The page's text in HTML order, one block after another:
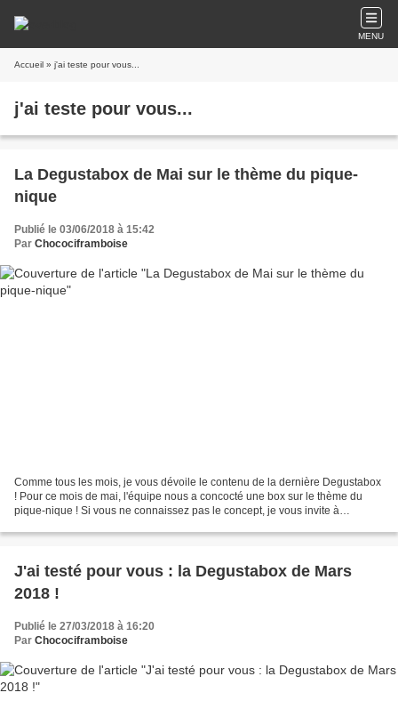
MENU
Accueil » j'ai teste pour vous...
j'ai teste pour vous...
La Degustabox de Mai sur le thème du pique-
nique
Publié le 03/06/2018 à 15:42
Par Chocociframboise
Comme tous les mois, je vous dévoile le contenu de la dernière Degustabox
! Pour ce mois de mai, l'équipe nous a concocté une box sur le thème du
pique-nique ! Si vous ne connaissez pas le concept, je vous invite à
J'ai testé pour vous : la Degustabox de Mars
2018 !
Publié le 27/03/2018 à 16:20
Par Chocociframboise